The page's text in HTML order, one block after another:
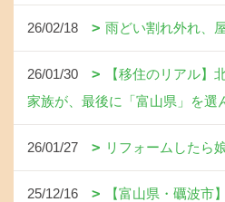
26/02/18 雨どい割れ外れ、
26/01/30
【移住のリアル】
家族が、最後に「富山県」を選
26/01/27 リフォームしたら
25/12/16
【富山県・礪波市